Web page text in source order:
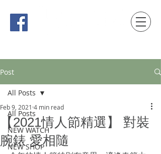
Post
All Posts
NEW WATCH
NEW SHOP
All Posts
【2021情人節精選】 對裝
腕錶 愛相隨
Feb 9, 2021 4 min read